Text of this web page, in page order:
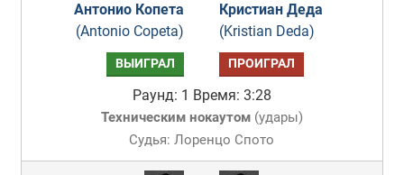
Антонио Копета
(Antonio Copeta)
Кристиан Деда
(Kristian Deda)
ВЫИГРАЛ ПРОИГРАЛ
Раунд: 1 Время: 3:28
Техническим нокаутом(удары)
Судья: Лоренцо Спото